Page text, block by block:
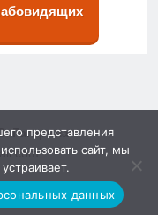
Гагарина»
представления
сайт, мы
данных